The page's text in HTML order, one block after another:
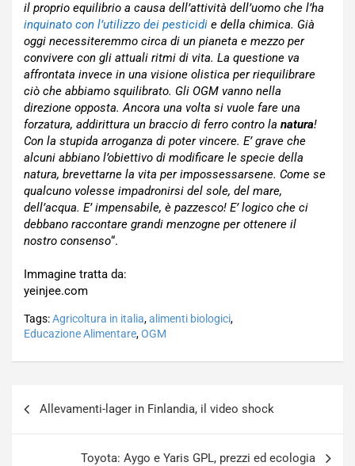
il proprio equilibrio a causa dell’attività dell’uomo che l’ha
inquinato con l’utilizzo dei pesticidi e della chimica. Già
oggi necessiteremmo circa di un pianeta e mezzo per
convivere con gli attuali ritmi di vita. La questione va
affrontata invece in una visione olistica per riequilibrare
ciò che abbiamo squilibrato. Gli OGM vanno nella
direzione opposta. Ancora una volta si vuole fare una
forzatura, addirittura un braccio di ferro contro la natura!
Con la stupida arroganza di poter vincere. E’ grave che
alcuni abbiano l’obiettivo di modificare le specie della
natura, brevettarne la vita per impossessarsene. Come se
qualcuno volesse impadronirsi del sole, del mare,
dell’acqua. E’ impensabile, è pazzesco! E’ logico che ci
debbano raccontare grandi menzogne per ottenere il
nostro consenso“.
Immagine tratta da:
yeinjee.com
Tags:Agricoltura in italia,alimenti biologici,
Educazione Alimentare,OGM
Allevamenti-lager in Finlandia, il video shock
Toyota: Aygo e Yaris GPL, prezzi ed ecologia